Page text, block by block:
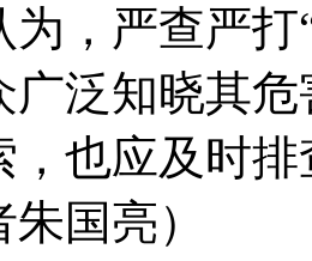
为，严查严
广泛知晓其
，也应及时
国亮）